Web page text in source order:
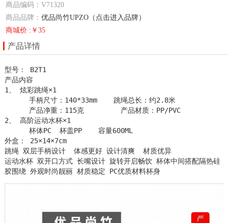
商品编码：V71320
商品品牌：优品尚竹UPZO（点击进入品牌）
商城价 :￥35
产品详情
型号： B2T1
产品内容
1、 炫彩跳绳×1
      手柄尺寸：140*33mm    跳绳总长：约2.8米
2、 高阶运动水杯×1
      杯体PC  杯盖PP    容量600ML
外盒： 25×14×7cm
跳绳 双层手柄设计  体感更好 设计清爽  材质优异
运动水杯 双开口方式 长嘴设计 旋转开启畅饮 杯体中间搭配隔热硅
胶围绕 外观时尚靓丽 材质稳定 PC优质材料杯身